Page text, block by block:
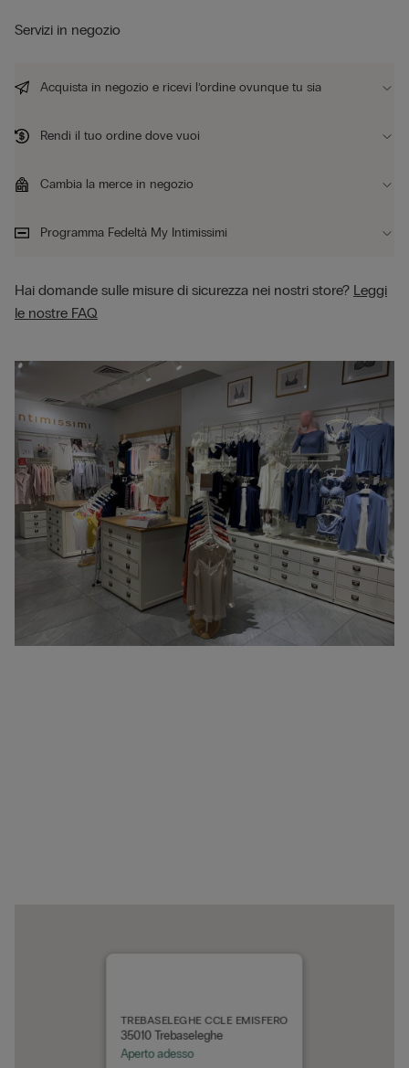
TREBASELEGHE CCLE EMISFERO
35010 Trebaseleghe
Aperto adesso
Servizi in negozio
Acquista in negozio e ricevi l’ordine ovunque tu sia
Rendi il tuo ordine dove vuoi
Cambia la merce in negozio
Programma Fedeltà My Intimissimi
Hai domande sulle misure di sicurezza nei nostri store? Leggi
le nostre FAQ